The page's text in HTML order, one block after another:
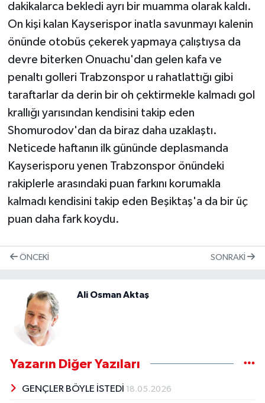
dakikalarca bekledi ayrı bir muamma olarak kaldı.
On kişi kalan Kayserispor inatla savunmayı kalenin
önünde otobüs çekerek yapmaya çalıştıysa da
devre biterken Onuachu'dan gelen kafa ve
penaltı golleri Trabzonspor u rahatlattığı gibi
taraftarlar da derin bir oh çektirmekle kalmadı gol
krallığı yarısından kendisini takip eden
Shomurodov'dan da biraz daha uzaklaştı.
Neticede haftanın ilk gününde deplasmanda
Kayserisporu yenen Trabzonspor önündeki
rakiplerle arasındaki puan farkını korumakla
kalmadı kendisini takip eden Beşiktaş'a da bir üç
puan daha fark koydu.
ÖNCEKI SONRAKI
Ali Osman Aktaş
Yazarın Diğer Yazıları
GENÇLER BÖYLE İSTEDİ 18.05.2026